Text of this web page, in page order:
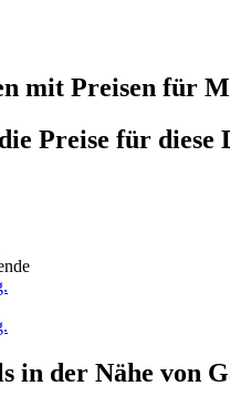
mit Preisen für
Preise für diese
in der Nähe von